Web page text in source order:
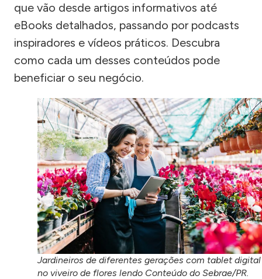
que vão desde artigos informativos até
eBooks detalhados, passando por podcasts
inspiradores e vídeos práticos. Descubra
como cada um desses conteúdos pode
beneficiar o seu negócio.
Jardineiros de diferentes gerações com tablet digital
no viveiro de flores lendo Conteúdo do Sebrae/PR.